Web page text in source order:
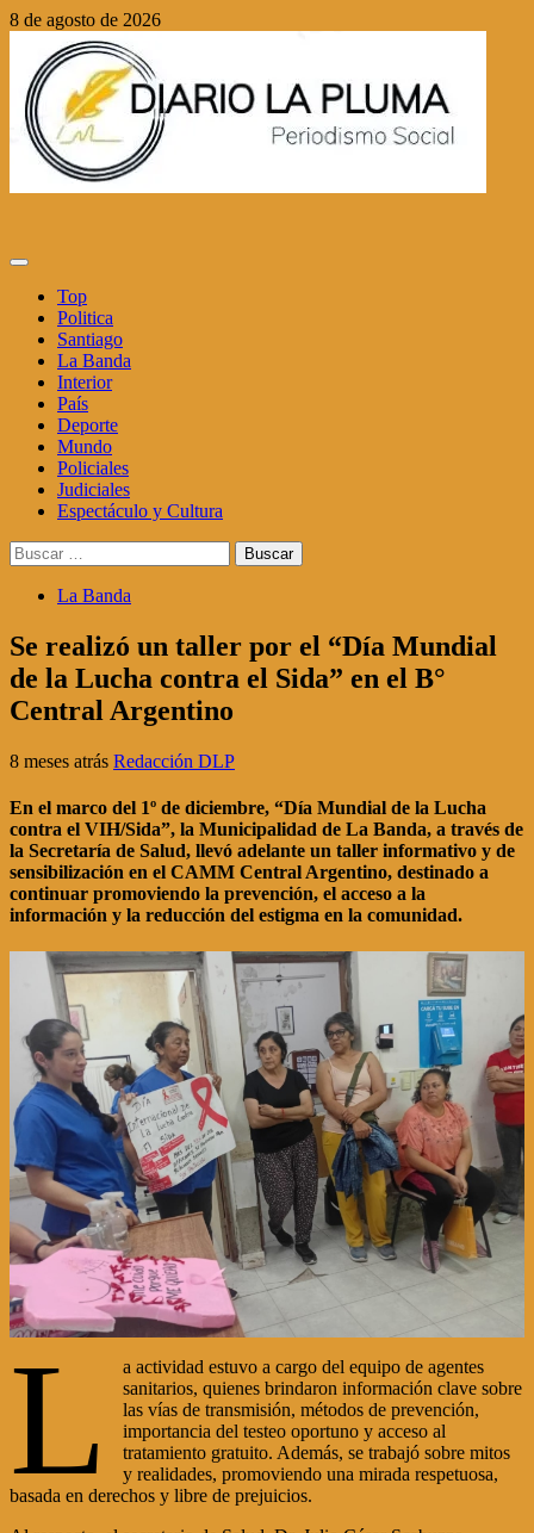
Saltar
contenido
8 de agosto de 2026
Menú
principalTop
Politica
Santiago
La Banda
Interior
País
Deporte
Mundo
Policiales
Judiciales
Espectáculo y Cultura
Buscar:
La Banda
Se realizó un taller por el “Día Mundial
de la Lucha contra el Sida” en el B°
Central Argentino
8 meses atrás Redacción DLP
En el marco del 1º de diciembre, “Día Mundial de la Lucha
contra el VIH/Sida”, la Municipalidad de La Banda, a través de
la Secretaría de Salud, llevó adelante un taller informativo y de
sensibilización en el CAMM Central Argentino, destinado a
continuar promoviendo la prevención, el acceso a la
información y la reducción del estigma en la comunidad.
L
a actividad estuvo a cargo del equipo de agentes
sanitarios, quienes brindaron información clave sobre
las vías de transmisión, métodos de prevención,
importancia del testeo oportuno y acceso al
tratamiento gratuito. Además, se trabajó sobre mitos
y realidades, promoviendo una mirada respetuosa,
basada en derechos y libre de prejuicios.